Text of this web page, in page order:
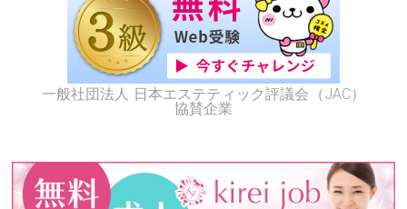
一般社団法人 日本エステティック評議会（JAC）
協賛企業